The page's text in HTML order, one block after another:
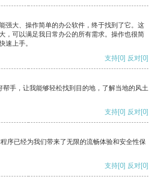
强大、操作简单的办公软件，终于找到了它。这
，可以满足我日常办公的所有需求。操作也很简
速上手。
支持[0] 反对[0]
帮手，让我能够轻松找到目的地，了解当地的风土
支持[0] 反对[0]
序已经为我们带来了无限的流畅体验和安全性保
支持[0] 反对[0]